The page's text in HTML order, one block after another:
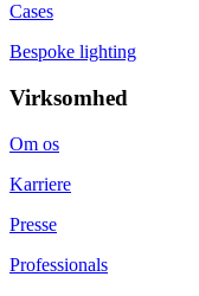
Cases
Bespoke lighting
Virksomhed
Om os
Karriere
Presse
Professionals